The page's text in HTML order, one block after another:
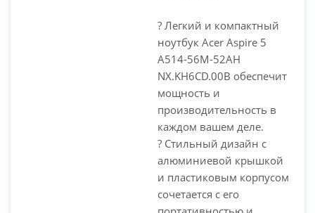
? Легкий и компактный
ноутбук Acer Aspire 5
A514-56M-52AH
NX.KH6CD.00B обеспечит
мощность и
производительность в
каждом вашем деле.
? Стильный дизайн с
алюминиевой крышкой
и пластиковым корпусом
сочетается с его